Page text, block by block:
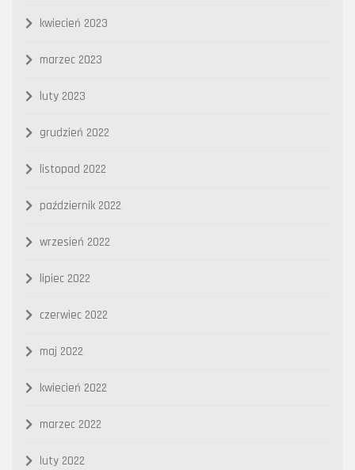
kwiecień 2023
marzec 2023
luty 2023
grudzień 2022
listopad 2022
październik 2022
wrzesień 2022
lipiec 2022
czerwiec 2022
maj 2022
kwiecień 2022
marzec 2022
luty 2022